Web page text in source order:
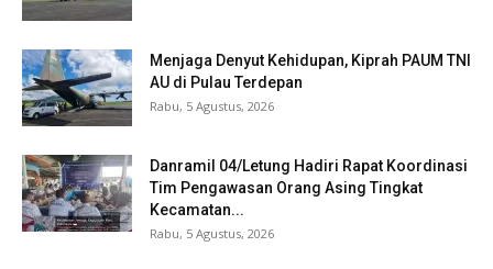
Menjaga Denyut Kehidupan, Kiprah PAUM TNI
AU di Pulau Terdepan
Rabu, 5 Agustus, 2026
Danramil 04/Letung Hadiri Rapat Koordinasi
Tim Pengawasan Orang Asing Tingkat
Kecamatan...
Rabu, 5 Agustus, 2026